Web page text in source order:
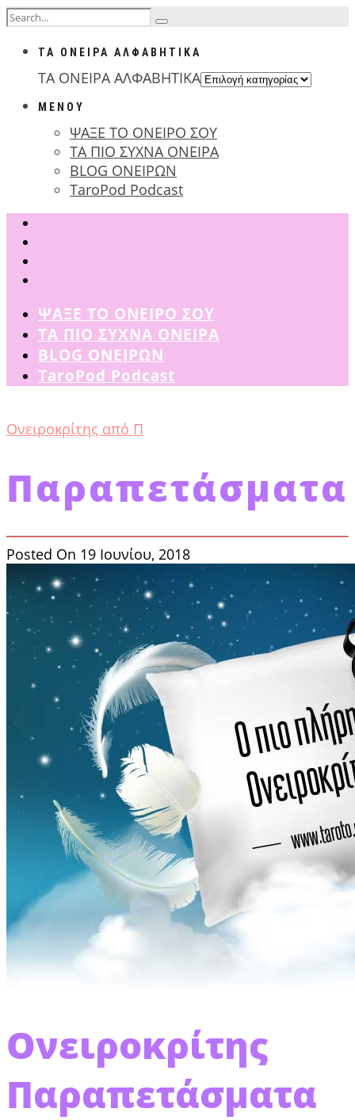
ΤΑ ΟΝΕΙΡΑ ΑΛΦΑΒΗΤΙΚΑ
ΤΑ ΟΝΕΙΡΑ ΑΛΦΑΒΗΤΙΚΑ
ΜΕΝΟΥ
ΨΑΞΕ ΤΟ ΟΝΕΙΡΟ ΣΟΥ
ΤΑ ΠΙΟ ΣΥΧΝΑ ΟΝΕΙΡΑ
BLOG ΟΝΕΙΡΩΝ
TaroPod Podcast
ΨΑΞΕ ΤΟ ΟΝΕΙΡΟ ΣΟΥ
ΤΑ ΠΙΟ ΣΥΧΝΑ ΟΝΕΙΡΑ
BLOG ΟΝΕΙΡΩΝ
TaroPod Podcast
Ονειροκρίτης από Π
Παραπετάσματα
Posted On 19 Ιουνίου, 2018
Ονειροκρίτης
Παραπετάσματα